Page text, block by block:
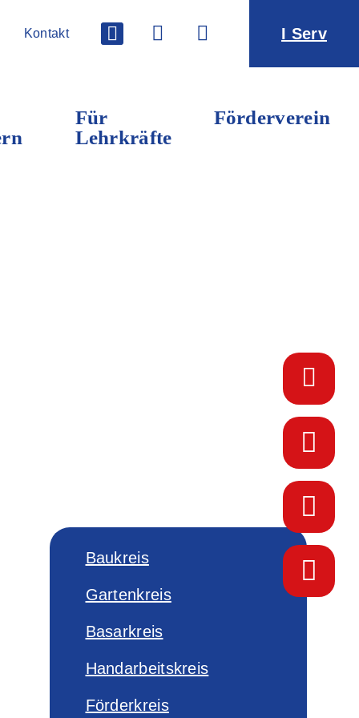
Kontakt I Serv
Für
Lehrkräfte
Förderverein
Baukreis
Gartenkreis
Basarkreis
Handarbeitskreis
Förderkreis